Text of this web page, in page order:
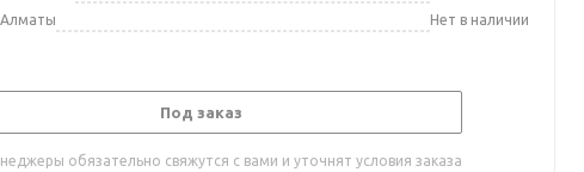
Нет в наличии
Под заказ
обязательно свяжутся с вами и уточнят условия заказа